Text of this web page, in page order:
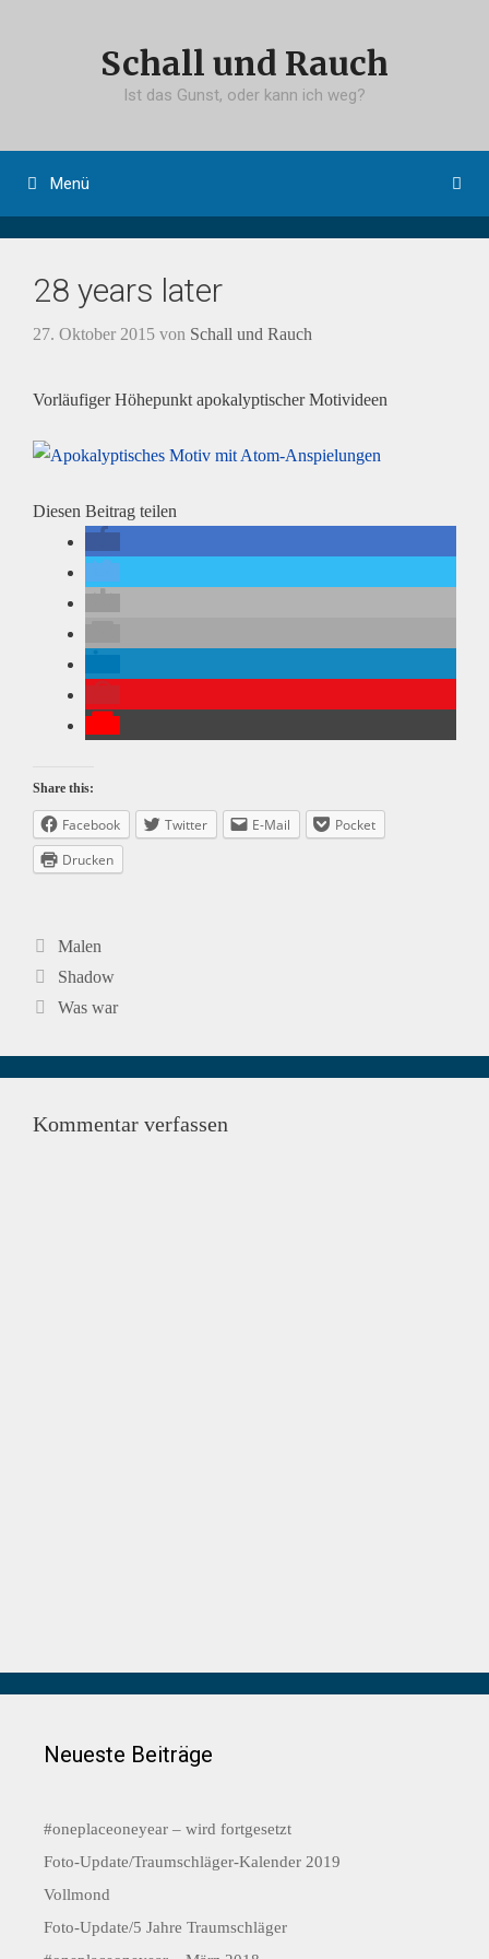
Schall und Rauch
Ist das Gunst, oder kann ich weg?
Menü
28 years later
27. Oktober 2015 von Schall und Rauch
Vorläufiger Höhepunkt apokalyptischer Motivideen
Diesen Beitrag teilen
Share this:
Facebook Twitter E-Mail
Pocket
Drucken
Kategorien
Malen
Beitrags-
Navigation
Shadow
Was war
Kommentar verfassen
Neueste Beiträge
#oneplaceoneyear – wird fortgesetzt
Foto-Update/Traumschläger-Kalender 2019
Vollmond
Foto-Update/5 Jahre Traumschläger